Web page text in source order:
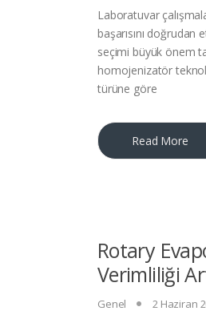
Laboratuvar
başarısını
seçimi büyük önem
homojenizatör
türüne göre
Read More
Rotary
Verimliliği
Genel 2 Haziran